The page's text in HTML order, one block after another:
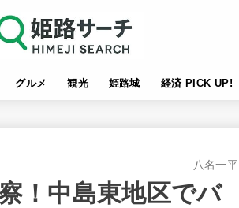
グルメ 観光 姫路城 経済 PICK UP!
八名一平
！中島東地区でバ